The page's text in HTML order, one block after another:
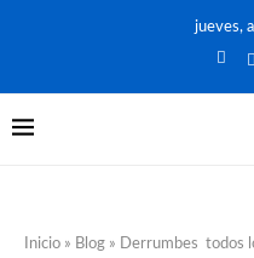
jueves,
Inicio » Blog » Derrumbes todos